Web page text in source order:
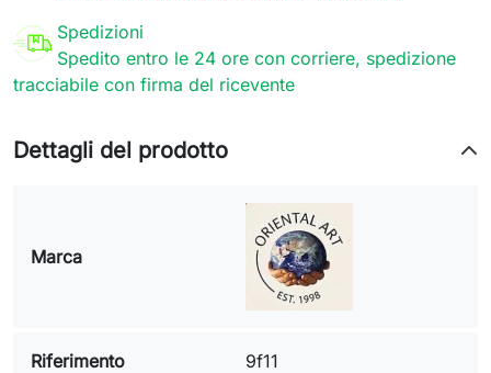
Spedizioni
Spedito entro le 24 ore con corriere, spedizione
tracciabile con firma del ricevente
Dettagli del prodotto
Marca
Riferimento 9f11